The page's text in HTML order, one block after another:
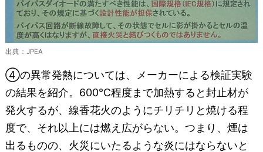
出典：JPEA
④の異常発熱については、メーカーによる検証実験
の結果を紹介。600℃程度まで加熱すると封止材が
発火するが、線香花火のようにチリチリと焼ける程
度で、それ以上には燃え広がらない。つまり、煙は
出るものの、火災にいたるような炎にはならないと